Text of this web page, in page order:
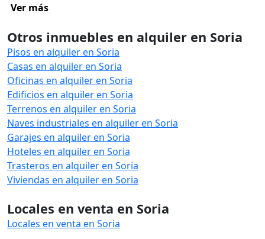
Ver más
Otros inmuebles en alquiler en Soria
Pisos en alquiler en Soria
Casas en alquiler en Soria
Oficinas en alquiler en Soria
Edificios en alquiler en Soria
Terrenos en alquiler en Soria
Naves industriales en alquiler en Soria
Garajes en alquiler en Soria
Hoteles en alquiler en Soria
Trasteros en alquiler en Soria
Viviendas en alquiler en Soria
Locales en venta en Soria
Locales en venta en Soria